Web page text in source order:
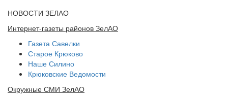
НОВОСТИ ЗЕЛАО
Интернет-газеты районов ЗелАО
Газета Савелки
Старое Крюково
Наше Силино
Крюковские Ведомости
Окружные СМИ ЗелАО